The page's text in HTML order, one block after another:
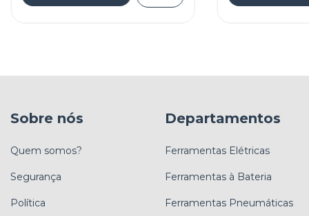
Sobre nós
Quem somos?
Segurança
Política
Departamentos
Ferramentas Elétricas
Ferramentas à Bateria
Ferramentas Pneumáticas